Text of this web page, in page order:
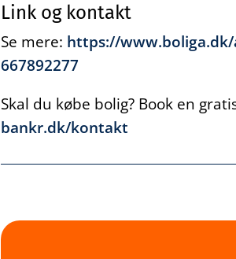
Link og kontakt
Se mere: https://
667892277
Skal du købe bolig? Book en
bankr.dk/kontakt